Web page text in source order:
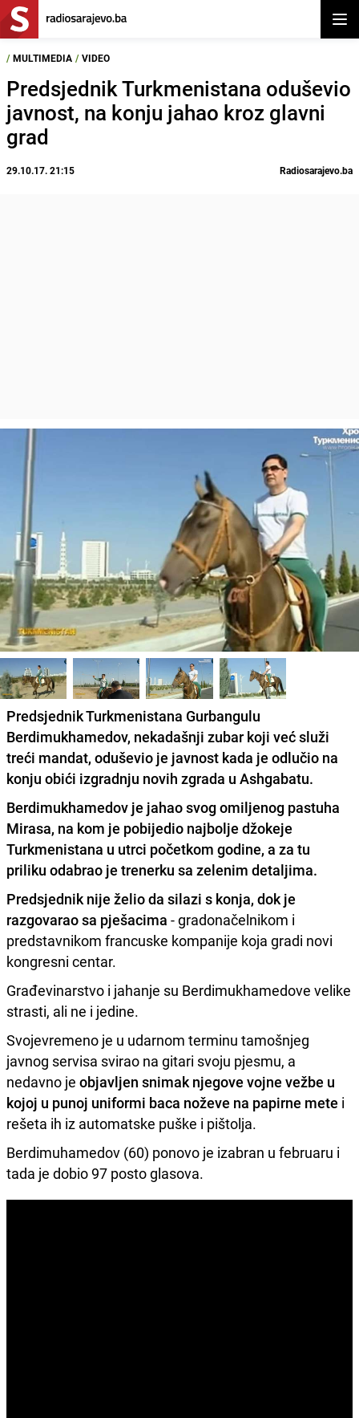
/ MULTIMEDIA / VIDEO
Predsjednik Turkmenistana oduševio
javnost, na konju jahao kroz glavni
grad
29.10.17. 21:15 Radiosarajevo.ba
Predsjednik Turkmenistana Gurbangulu
Berdimukhamedov, nekadašnji zubar koji već služi
treći mandat, oduševio je javnost kada je odlučio na
konju obići izgradnju novih zgrada u Ashgabatu.
Berdimukhamedov je jahao svog omiljenog pastuha
Mirasa, na kom je pobijedio najbolje džokeje
Turkmenistana u utrci početkom godine, a za tu
priliku odabrao je trenerku sa zelenim detaljima.
Predsjednik nije želio da silazi s konja, dok je
razgovarao sa pješacima - gradonačelnikom i
predstavnikom francuske kompanije koja gradi novi
kongresni centar.
Građevinarstvo i jahanje su Berdimukhamedove velike
strasti, ali ne i jedine.
Svojevremeno je u udarnom terminu tamošnjeg
javnog servisa svirao na gitari svoju pjesmu, a
nedavno je objavljen snimak njegove vojne vežbe u
kojoj u punoj uniformi baca noževe na papirne mete i
rešeta ih iz automatske puške i pištolja.
Berdimuhamedov (60) ponovo je izabran u februaru i
tada je dobio 97 posto glasova.